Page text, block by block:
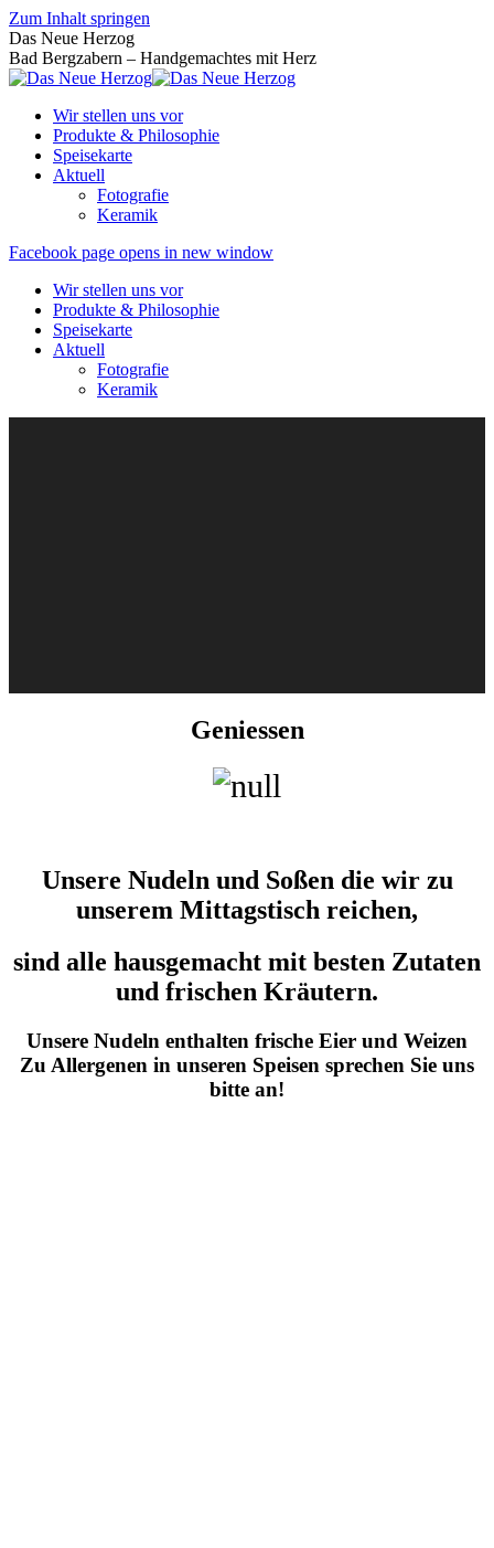
Zum Inhalt springen
Das Neue Herzog
Bad Bergzabern – Handgemachtes mit Herz
Wir stellen uns vor
Produkte & Philosophie
Speisekarte
Aktuell
Fotografie
Keramik
Facebook page opens in new window
Wir stellen uns vor
Produkte & Philosophie
Speisekarte
Aktuell
Fotografie
Keramik
Geniessen
Unsere Nudeln und Soßen die wir zu
unserem Mittagstisch reichen,
sind alle hausgemacht mit besten Zutaten
und frischen Kräutern.
Unsere Nudeln enthalten frische Eier und Weizen
Zu Allergenen in unseren Speisen sprechen Sie uns
bitte an!